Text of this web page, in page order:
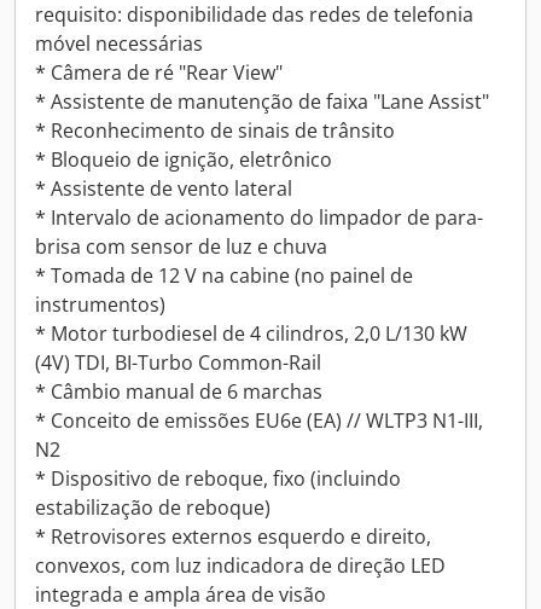
requisito: disponibilidade das redes de telefonia
móvel necessárias
* Câmera de ré "Rear View"
* Assistente de manutenção de faixa "Lane Assist"
* Reconhecimento de sinais de trânsito
* Bloqueio de ignição, eletrônico
* Assistente de vento lateral
* Intervalo de acionamento do limpador de para-
brisa com sensor de luz e chuva
* Tomada de 12 V na cabine (no painel de
instrumentos)
* Motor turbodiesel de 4 cilindros, 2,0 L/130 kW
(4V) TDI, BI-Turbo Common-Rail
* Câmbio manual de 6 marchas
* Conceito de emissões EU6e (EA) // WLTP3 N1-III,
N2
* Dispositivo de reboque, fixo (incluindo
estabilização de reboque)
* Retrovisores externos esquerdo e direito,
convexos, com luz indicadora de direção LED
integrada e ampla área de visão